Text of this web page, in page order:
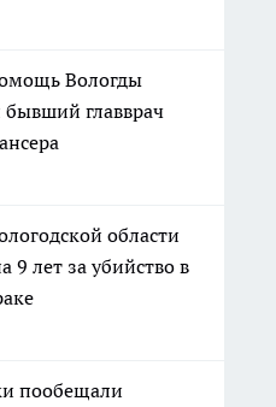
Вологды
бывший главврач
области
9 лет за убийство в
пообещали